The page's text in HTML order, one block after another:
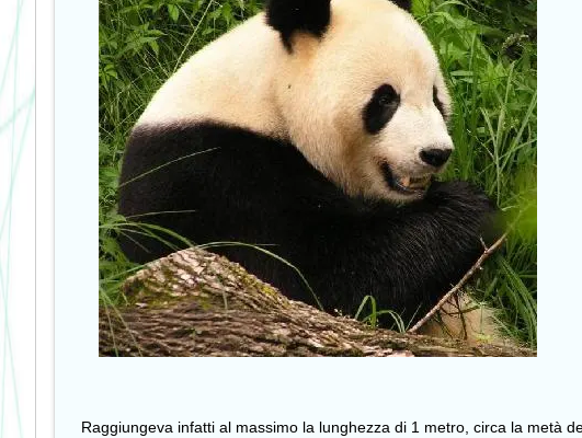
Raggiungeva infatti al massimo la lunghezza di 1 metro, circa la metà